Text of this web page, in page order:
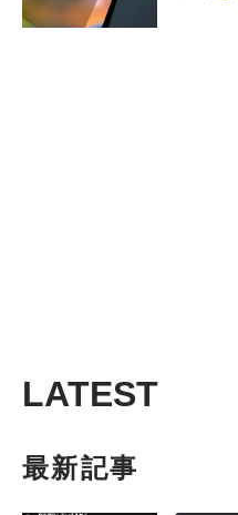
LATEST
最新記事